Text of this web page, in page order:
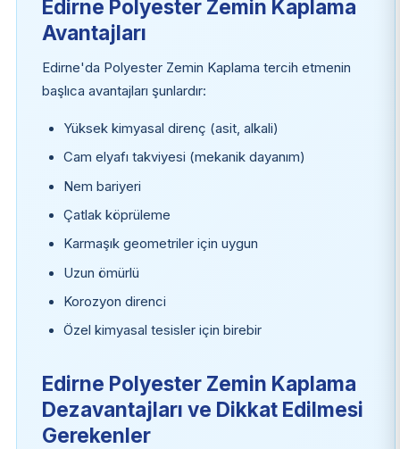
Edirne Polyester Zemin Kaplama
Avantajları
Edirne'da Polyester Zemin Kaplama tercih etmenin
başlıca avantajları şunlardır:
Yüksek kimyasal direnç (asit, alkali)
Cam elyafı takviyesi (mekanik dayanım)
Nem bariyeri
Çatlak köprüleme
Karmaşık geometriler için uygun
Uzun ömürlü
Korozyon direnci
Özel kimyasal tesisler için birebir
Edirne Polyester Zemin Kaplama
Dezavantajları ve Dikkat Edilmesi
Gerekenler